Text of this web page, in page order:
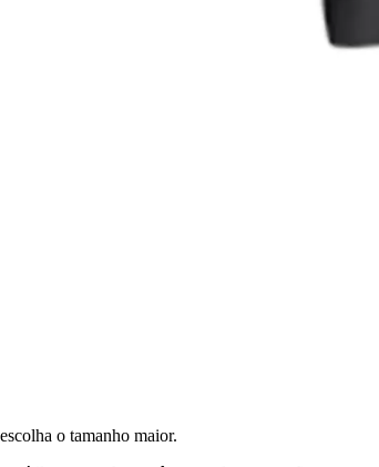
o tamanho maior.